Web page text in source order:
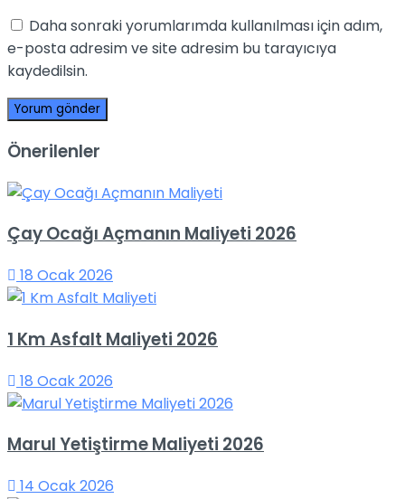
Daha sonraki yorumlarımda kullanılması için adım,
e-posta adresim ve site adresim bu tarayıcıya
kaydedilsin.
Önerilenler
Çay Ocağı Açmanın Maliyeti 2026
18 Ocak 2026
1 Km Asfalt Maliyeti 2026
18 Ocak 2026
Marul Yetiştirme Maliyeti 2026
14 Ocak 2026